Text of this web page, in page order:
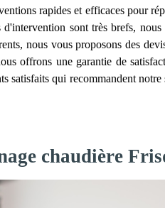
rapides et efficaces pour
sont très brefs,
nous vous proposons des
offrons une garantie de
satisfaits qui recommandent notre
chaudière